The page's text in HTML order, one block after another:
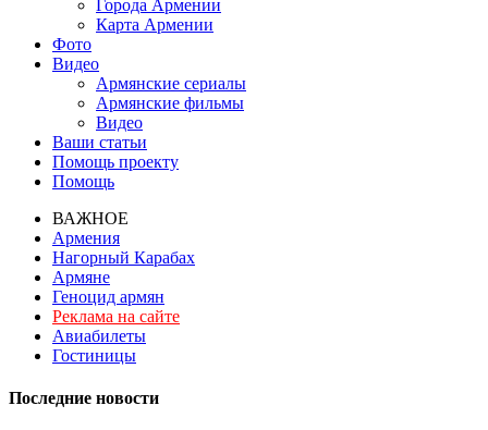
Города Армении
Карта Армении
Фото
Видео
Армянские сериалы
Армянские фильмы
Видео
Ваши статьи
Помощь проекту
Помощь
ВАЖНОЕ
Армения
Нагорный Карабах
Армяне
Геноцид армян
Реклама на сайте
Авиабилеты
Гостиницы
Последние новости